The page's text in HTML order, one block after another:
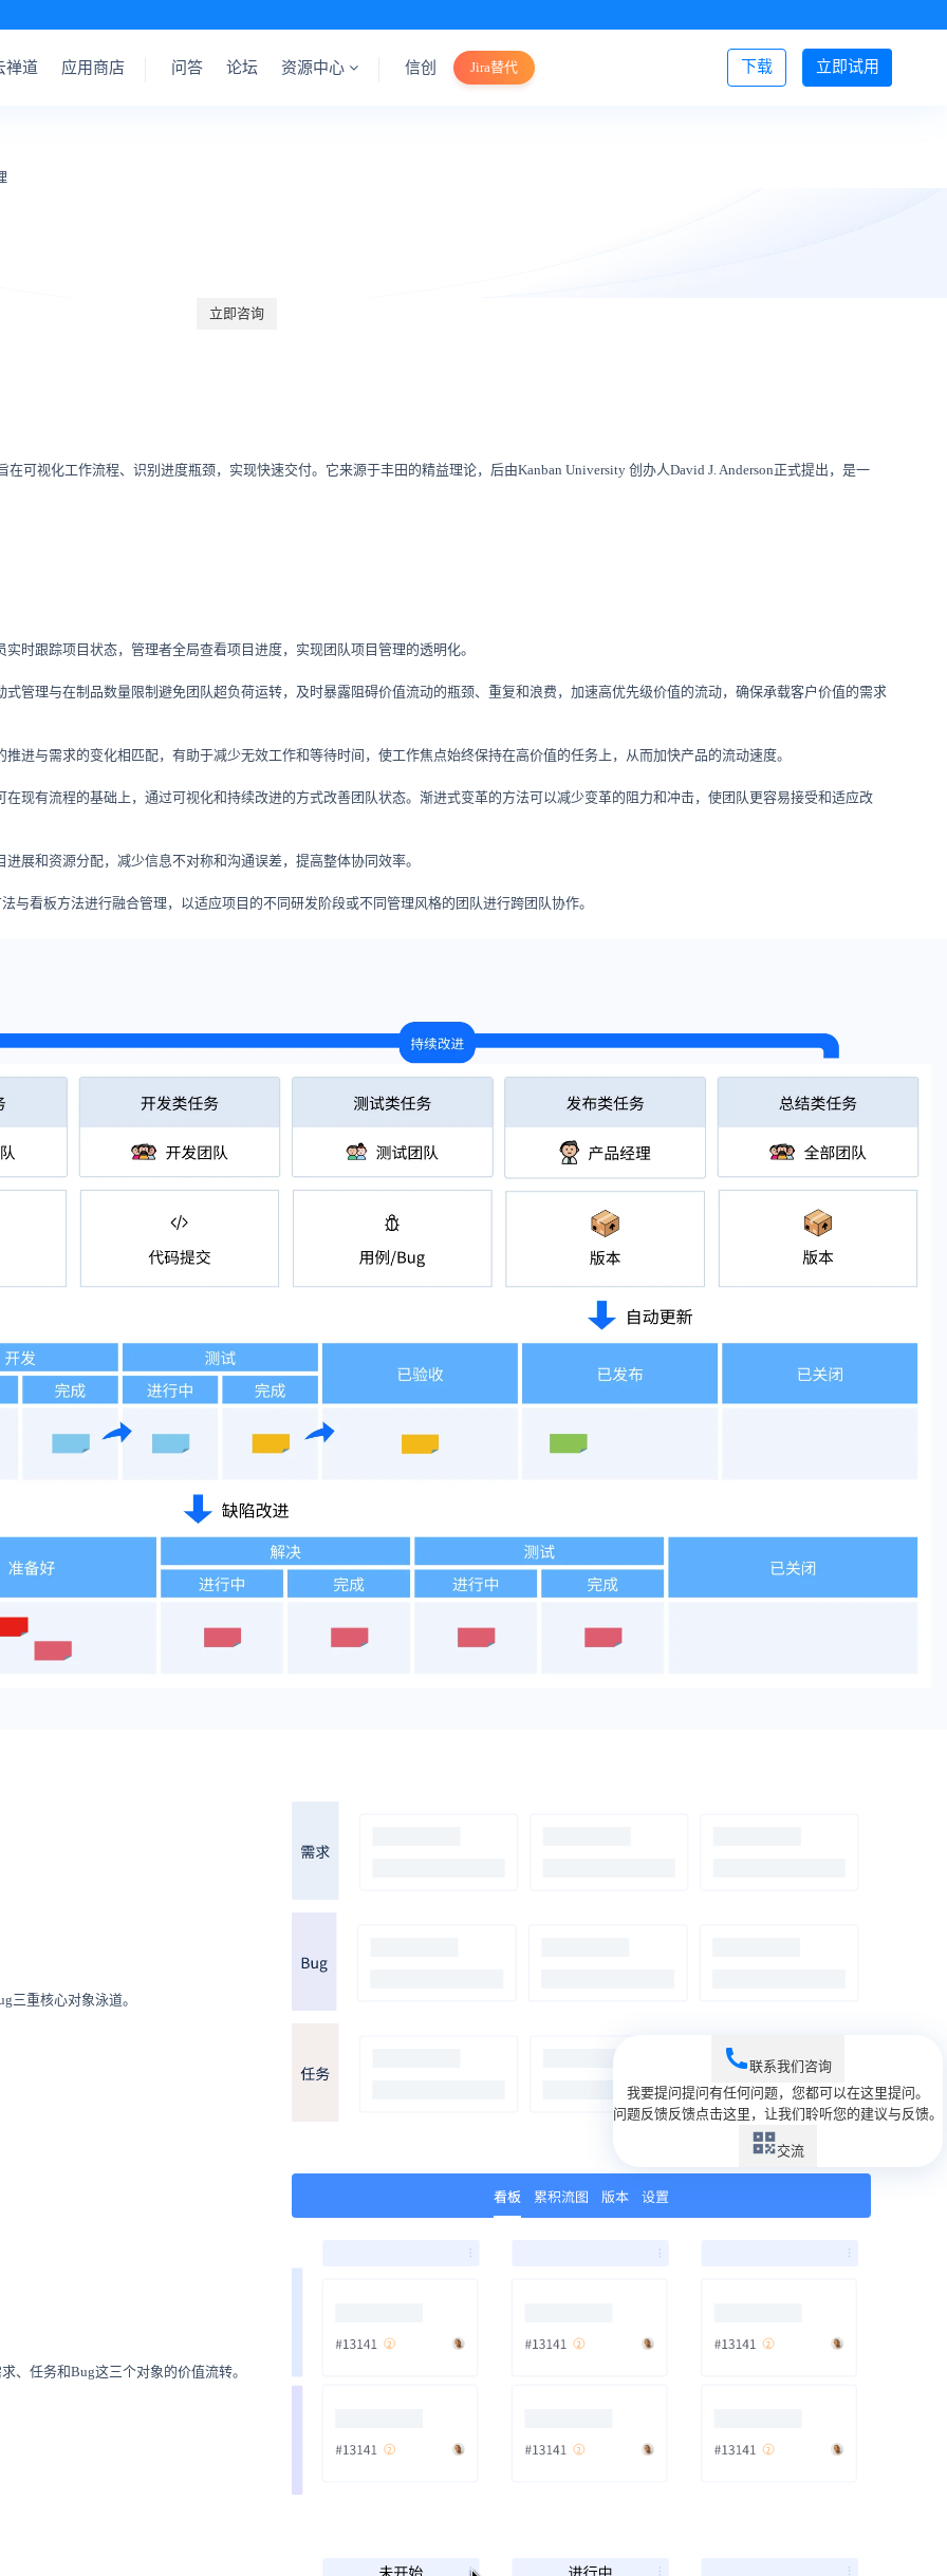
立即试用
下载
禅道 应用商店 问答 论坛 资源中心 信创 Jira替代 登录/注册
立即咨询
可视化工作流程、识别进度瓶颈，实现快速交付。它来源于丰田的精益理论，后由Kanban University 创办人David J. Anderson正式提出，是一
时跟踪项目状态，管理者全局查看项目进度，实现团队项目管理的透明化。
管理与在制品数量限制避免团队超负荷运转，及时暴露阻碍价值流动的瓶颈、重复和浪费，加速高优先级价值的流动，确保承载客户价值的需求
进与需求的变化相匹配，有助于减少无效工作和等待时间，使工作焦点始终保持在高价值的任务上，从而加快产品的流动速度。
现有流程的基础上，通过可视化和持续改进的方式改善团队状态。渐进式变革的方法可以减少变革的阻力和冲击，使团队更容易接受和适应改
展和资源分配，减少信息不对称和沟通误差，提高整体协同效率。
与看板方法进行融合管理，以适应项目的不同研发阶段或不同管理风格的团队进行跨团队协作。
三重核心对象泳道。
、任务和Bug这三个对象的价值流转。
联系我们咨询
我要提问提问有任何问题，您都可以在这里提问。
问题反馈反馈点击这里，让我们聆听您的建议与反馈。
交流